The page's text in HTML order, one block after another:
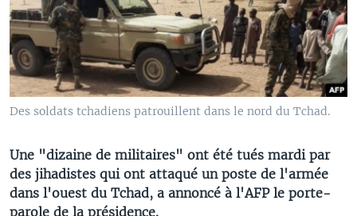
Des soldats tchadiens patrouillent dans le nord du Tchad.
Une "dizaine de militaires" ont été tués mardi par
des jihadistes qui ont attaqué un poste de l'armée
dans l'ouest du Tchad, a annoncé à l'AFP le porte-
parole de la présidence.